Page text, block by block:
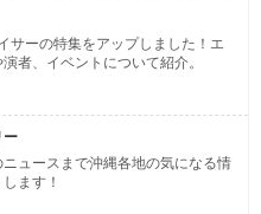
サーの特集をアップしました！エ
者、イベントについて紹介。
ー
ュースまで沖縄各地の気になる情
ます！